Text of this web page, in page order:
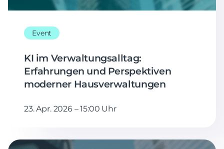
Event
KI im Verwaltungsalltag:
Erfahrungen und Perspektiven
moderner Hausverwaltungen
23. Apr. 2026 – 15:00 Uhr